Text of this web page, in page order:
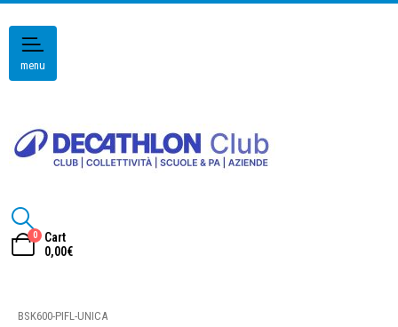
menu
0
Cart
0,00€
BSK600-PIFL-UNICA